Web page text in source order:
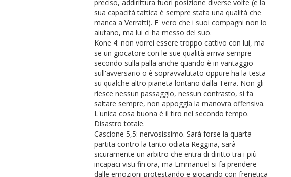
preciso, addirittura fuori posizione diverse volte (e la
sua capacità tattica è sempre stata una qualità che
manca a Verratti). E' vero che i suoi compagni non lo
aiutano, ma lui ci ha messo del suo.
Kone 4: non vorrei essere troppo cattivo con lui, ma
se un giocatore con le sue qualità arriva sempre
secondo sulla palla anche quando è in vantaggio
sull'avversario o è sopravvalutato oppure ha la testa
su qualche altro pianeta lontano dalla Terra. Non gli
riesce nessun passaggio, nessun contrasto, si fa
saltare sempre, non appoggia la manovra offensiva.
L'unica cosa buona è il tiro nel secondo tempo.
Disastro totale.
Cascione 5,5: nervosissimo. Sarà forse la quarta
partita contro la tanto odiata Reggina, sarà
sicuramente un arbitro che entra di diritto tra i più
incapaci visti fin'ora, ma Emmanuel si fa prendere
dalle emozioni protestando e giocando con frenetica